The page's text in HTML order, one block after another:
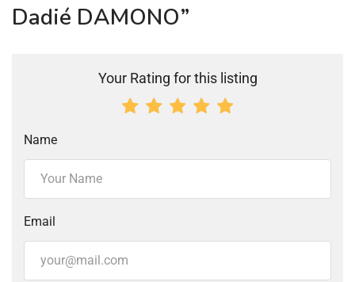
Dadié DAMONO”
Your Rating for this listing
Name
Email